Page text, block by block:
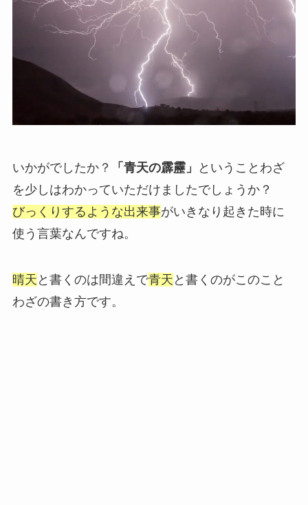
いかがでしたか？ 「青天の霹靂」
ということわざ
を少しはわかっていただけましたでしょうか？
びっくりするような出来事がいきなり起きた時に
使う言葉なんですね。
晴天 と書くのは間違えで青天 と書くのがこのこと
わざの書き方です。